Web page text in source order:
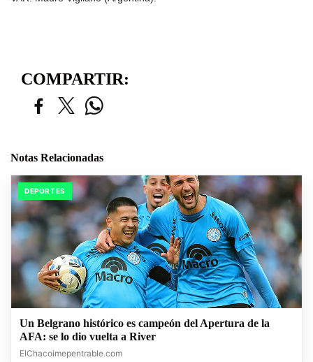
COMPARTIR:
Notas Relacionadas
DEPORTES
Un Belgrano histórico es campeón del Apertura de la
AFA: se lo dio vuelta a River
ElChacoimepentrable.com